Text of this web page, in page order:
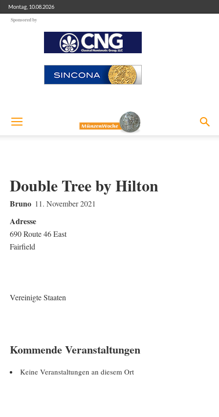
Montag, 10.08.2026
Sponsored by
Double Tree by Hilton
Bruno 11. November 2021
Adresse
690 Route 46 East
Fairfield
Vereinigte Staaten
Kommende Veranstaltungen
Keine Veranstaltungen an diesem Ort